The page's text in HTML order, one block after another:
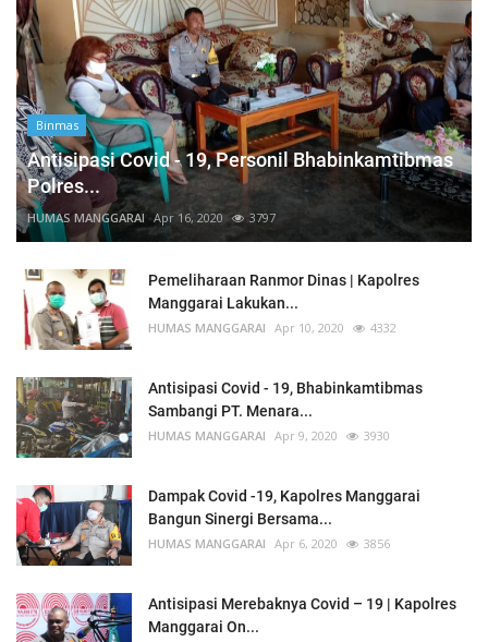
Binmas
Antisipasi Covid - 19, Personil Bhabinkamtibmas
Polres...
HUMAS MANGGARAI Apr 16, 2020 3797
Pemeliharaan Ranmor Dinas | Kapolres
Manggarai Lakukan...
HUMAS MANGGARAI Apr 10, 2020 4332
Antisipasi Covid - 19, Bhabinkamtibmas
Sambangi PT. Menara...
HUMAS MANGGARAI Apr 9, 2020 3930
Dampak Covid -19, Kapolres Manggarai
Bangun Sinergi Bersama...
HUMAS MANGGARAI Apr 6, 2020 3856
Antisipasi Merebaknya Covid – 19 | Kapolres
Manggarai On...